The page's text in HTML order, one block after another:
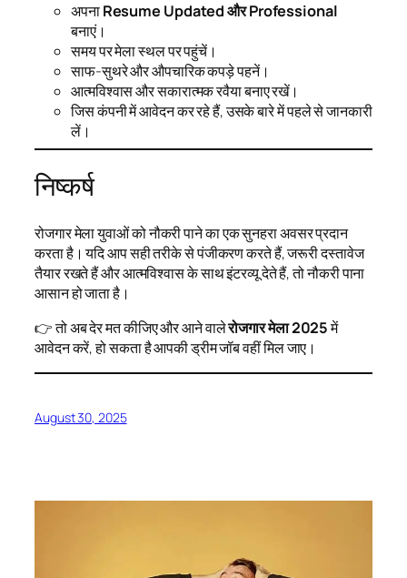
अपनाResume Updated और Professional
बनाएं।
समय पर मेला स्थल पर पहुंचें।
साफ-सुथरे और औपचारिक कपड़े पहनें।
आत्मविश्वास और सकारात्मक रवैया बनाए रखें।
जिस कंपनी में आवेदन कर रहे हैं, उसके बारे में पहले से जानकारी
लें।
निष्कर्ष
रोजगार मेला युवाओं को नौकरी पाने का एक सुनहरा अवसर प्रदान
करता है। यदि आप सही तरीके से पंजीकरण करते हैं, जरूरी दस्तावेज
तैयार रखते हैं और आत्मविश्वास के साथ इंटरव्यू देते हैं, तो नौकरी पाना
आसान हो जाता है।
👉 तो अब देर मत कीजिए और आने वालेरोजगार मेला 2025में
आवेदन करें, हो सकता है आपकी ड्रीम जॉब वहीं मिल जाए।
August 30, 2025